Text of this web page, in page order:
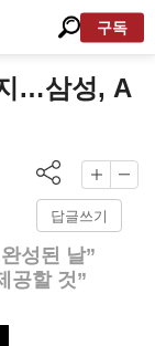
구독
…삼성, A
답글쓰기
성된 날”
공할 것”